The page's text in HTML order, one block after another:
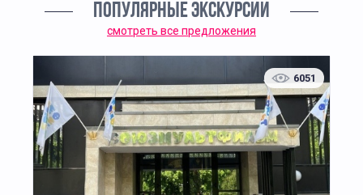
ПОПУЛЯРНЫЕ ЭКСКУРСИИ
смотреть все предложения
6051